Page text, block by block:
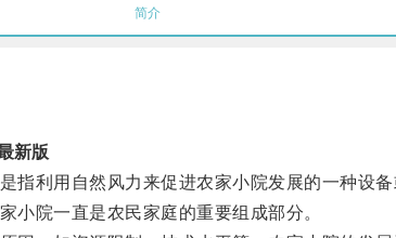
简介
新版
利用自然风力来促进农家小院发展的一种设备
院一直是农民家庭的重要组成部分。